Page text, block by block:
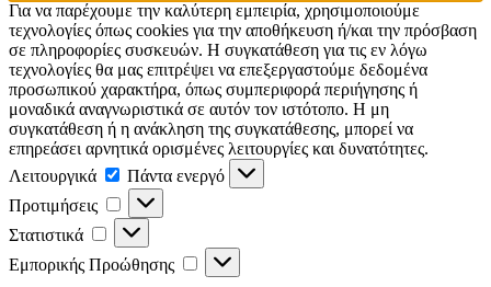
Για να παρέχουμε την καλύτερη εμπειρία, χρησιμοποιούμε
τεχνολογίες όπως cookies για την αποθήκευση ή/και την πρόσβαση
σε πληροφορίες συσκευών. Η συγκατάθεση για τις εν λόγω
τεχνολογίες θα μας επιτρέψει να επεξεργαστούμε δεδομένα
προσωπικού χαρακτήρα, όπως συμπεριφορά περιήγησης ή
μοναδικά αναγνωριστικά σε αυτόν τον ιστότοπο. Η μη
συγκατάθεση ή η ανάκληση της συγκατάθεσης, μπορεί να
επηρεάσει αρνητικά ορισμένες λειτουργίες και δυνατότητες.
Λειτουργικά
Λειτουργικά
Πάντα ενεργό
Προτιμήσεις
Προτιμήσεις
Στατιστικά Στατιστικά
Εμπορικής Προώθησης
Εμπορικής
Προώθησης